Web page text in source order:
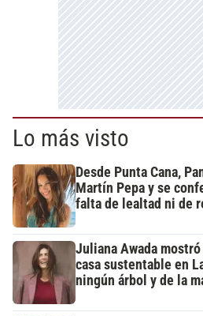
Lo más visto
Desde Punta Cana,
Martín Pepa y se
falta de lealtad ni de
Juliana Awada
casa sustentable en
ningún árbol y de la